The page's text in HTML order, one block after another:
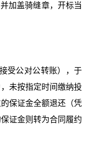
加盖骑缝章，开标当
受公对公转账），于
未按指定时间缴纳投
保证金全额退还（凭
证金则转为合同履约